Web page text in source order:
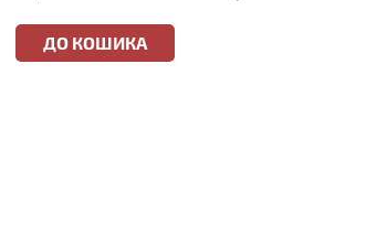
ДО КОШИКА